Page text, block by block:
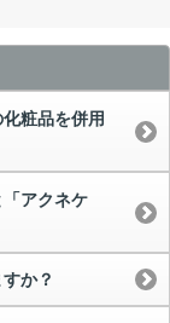
粧品を併用
アクネケ
か？